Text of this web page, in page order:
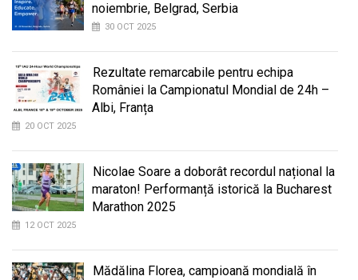
noiembrie, Belgrad, Serbia
30 OCT 2025
Rezultate remarcabile pentru echipa
României la Campionatul Mondial de 24h –
Albi, Franța
20 OCT 2025
Nicolae Soare a doborât recordul național la
maraton! Performanță istorică la Bucharest
Marathon 2025
12 OCT 2025
Mădălina Florea, campioană mondială în